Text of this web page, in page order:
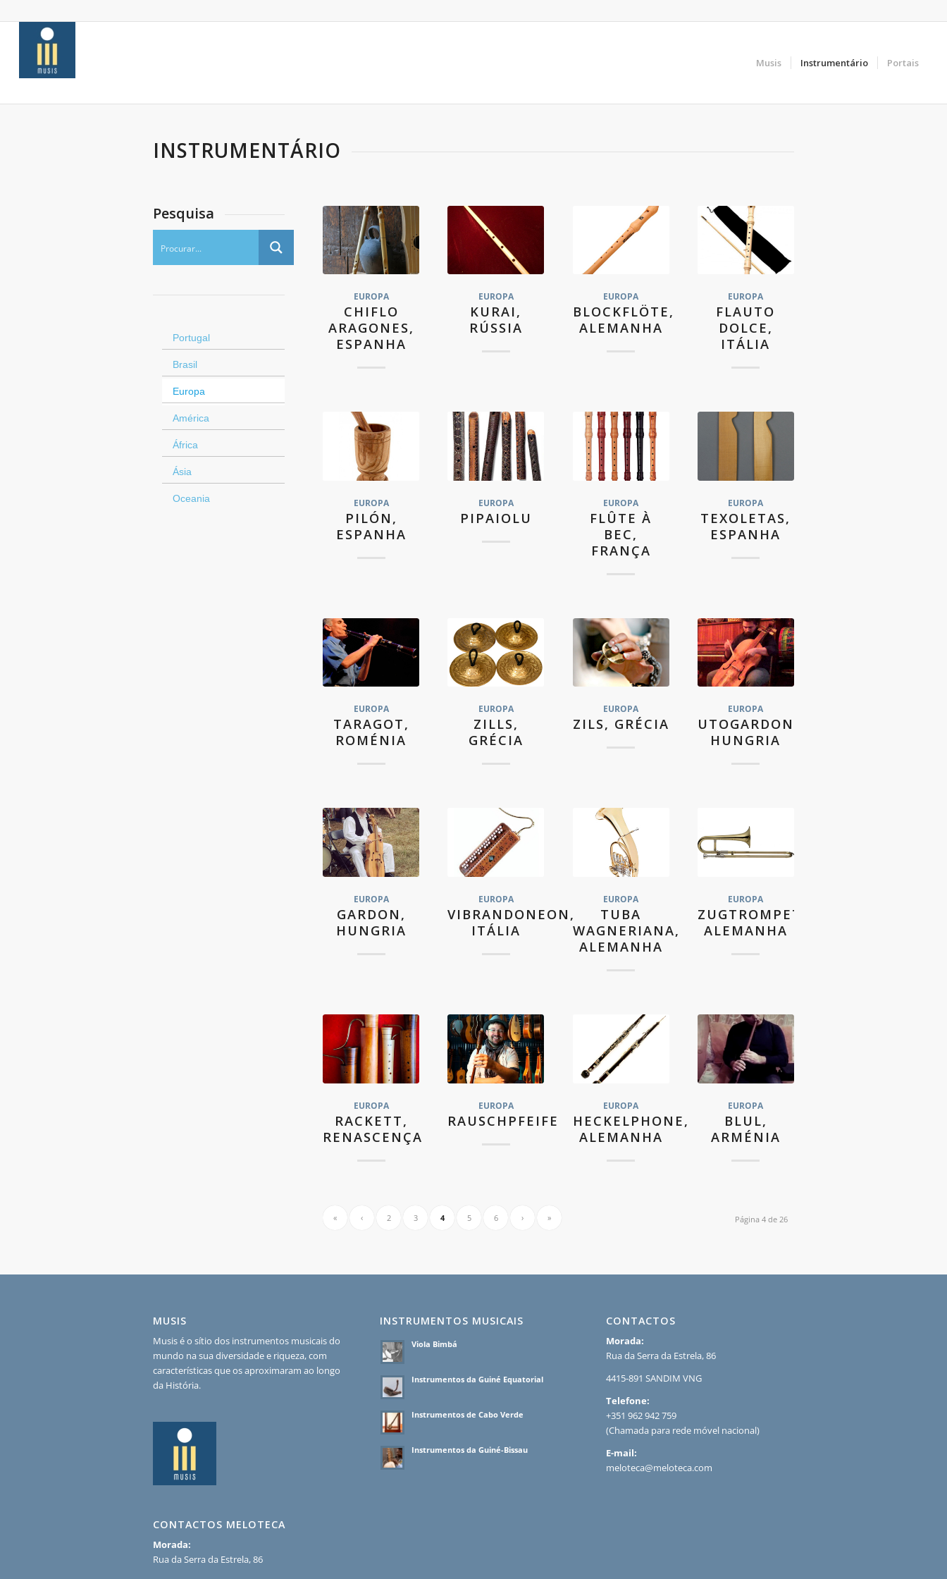
Musis Instrumentário Portais
INSTRUMENTÁRIO
Pesquisa
Portugal
Brasil
Europa
América
África
Ásia
Oceania
EUROPA
CHIFLO
ARAGONES,
ESPANHA
EUROPA
KURAI,
RÚSSIA
EUROPA
BLOCKFLÖTE,
ALEMANHA
EUROPA
FLAUTO
DOLCE,
ITÁLIA
EUROPA
PILÓN,
ESPANHA
EUROPA
PIPAIOLU
EUROPA
FLÛTE À
BEC,
FRANÇA
EUROPA
TEXOLETAS,
ESPANHA
EUROPA
TARAGOT,
ROMÉNIA
EUROPA
ZILLS,
GRÉCIA
EUROPA
ZILS, GRÉCIA
EUROPA
UTOGARDON,
HUNGRIA
EUROPA
GARDON,
HUNGRIA
EUROPA
VIBRANDONEON,
ITÁLIA
EUROPA
TUBA
WAGNERIANA,
ALEMANHA
EUROPA
ZUGTROMPETTE,
ALEMANHA
EUROPA
RACKETT,
RENASCENÇA
EUROPA
RAUSCHPFEIFE
EUROPA
HECKELPHONE,
ALEMANHA
EUROPA
BLUL,
ARMÉNIA
Página 4 de 26
« ‹ 2 3 4 5 6 › »
MUSIS
Musis é o sítio dos instrumentos musicais do
mundo na sua diversidade e riqueza, com
características que os aproximaram ao longo
da História.
CONTACTOS MELOTECA
Morada:
Rua da Serra da Estrela, 86
INSTRUMENTOS MUSICAIS
Viola Bimbá
Instrumentos da Guiné Equatorial
Instrumentos de Cabo Verde
Instrumentos da Guiné-Bissau
CONTACTOS
Morada:
Rua da Serra da Estrela, 86
4415-891 SANDIM VNG
Telefone:
+351 962 942 759
(Chamada para rede móvel nacional)
E-mail:
meloteca@meloteca.com